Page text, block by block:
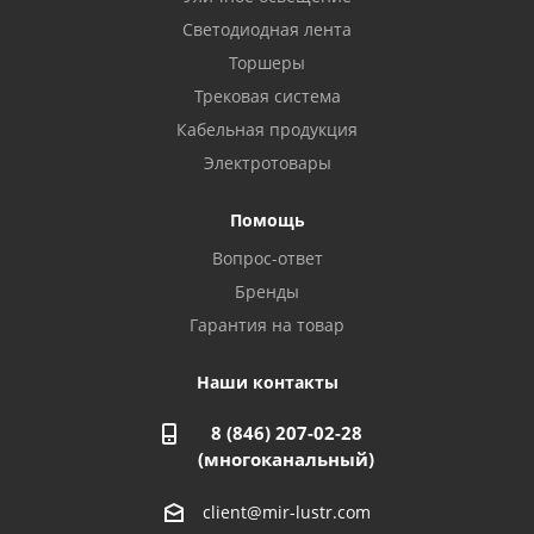
Балаково, ул. Комарова, 55
Октябрьский, ул. Свердлова, 28
Азнакаево, ул. Булгар, 2. ТЦ "Акчарлак"
Стерлитамак, ул. Вокзальная, 13
Магнитогорск, ул. Труда, 14
Светодиодная лента
Торшеры
Трековая система
Кабельная продукция
Электротовары
Помощь
Вопрос-ответ
Бренды
Гарантия на товар
Наши контакты
8 (846) 207-02-28
(многоканальный)
client@mir-lustr.com